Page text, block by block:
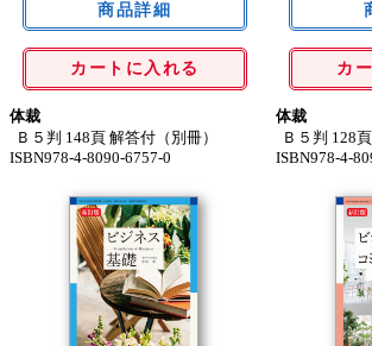
カートに入れる
体裁
Ｂ５判 148頁 解答付（別冊）
ISBN978-4-8090-6757-0
カ
体裁
Ｂ５判 128
ISBN978-4-